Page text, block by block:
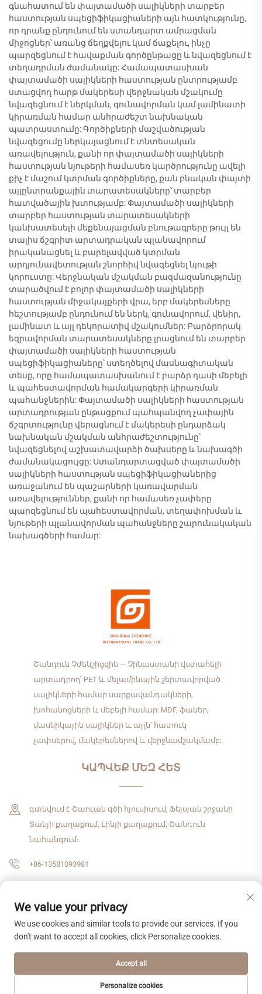
գնահատում են փայտամածի սալիկների տարբեր
հաստության սպեցիֆիկացիաների այն հատկությունը,
որ դրանք ընդունում են ստանդարտ ամրացման
միջոցներ՝ առանց ճեղքվելու կամ ճաքելու, ինչը
պարզեցնում է հավաքման գործընթացը և նվազեցնում է
տեղադրման ժամանակը: Համապատասխան
փայտամածի սալիկների հաստության ընտրությամբ
ստացվող հարթ մակերեսի վերջնական մշակումը
նվազեցնում է ներկման, գունավորման կամ լամինատի
կիրառման համար անհրաժեշտ նախնական
պատրաստումը: Գործիքների մաշվածության
նվազեցումը ներկայացնում է տնտեսական
առավելություն, քանի որ փայտամածի սալիկների
հաստության նյութերի համասեռ կարծրությունը ավելի
քիչ է մաշում կտրման գործիքները, քան բնական փայտի
այլընտրանքային տարատեսակները՝ տարբեր
հատվածային խտությամբ: Փայտամածի սալիկների
տարբեր հաստության տարատեսակների
կանխատեսելի մեքենայացման բնութագրերը թույլ են
տալիս ճշգրիտ արտադրական պլանավորում
իրականացնել և բարելավված կտրման
արդյունավետության շնորհիվ նվազեցնել նյութի
կորուստը: Վերջնական մշակման բազմազանությունը
տարածվում է բոլոր փայտամածի սալիկների
հաստության միջակայքերի վրա, երբ մակերեսները
հեշտությամբ ընդունում են ներկ, գունավորում, վենիր,
լամինատ և այլ դեկորատիվ մշակումներ: Բարձրորակ
եզրավորման տարատեսակները լրացնում են տարբեր
փայտամածի սալիկների հաստության
սպեցիֆիկացիաները՝ ստեղծելով մասնագիտական
տեսք, որը համապատասխանում է բարձր դասի մեբելի
և պահեստավորման համակարգերի կիրառման
պահանջներին: Փայտամածի սալիկների հաստության
արտադրության ընթացքում պահպանվող չափային
ճշգրտությունը վերացնում է մակերեսի ընդարձակ
նախնական մշակման անհրաժեշտությունը՝
նվազեցնելով աշխատավարձի ծախսերը և նախագծի
ժամանակացույցը: Ստանդարտացված փայտամածի
սալիկների հաստության սպեցիֆիկացիաներից
առաջանում են պաշարների կառավարման
առավելություններ, քանի որ համասեռ չափերը
պարզեցնում են պահեստավորման, տեղափոխման և
նյութերի պլանավորման պահանջները շարունակական
նախագծերի համար:
Շանդուն Չժենշիցզիե — Չինաստանի վստահելի
արտադրող՝ PET և մելամինային շերտավորված
սալիկների համար սարքավանդակների,
խոհանոցների և մեբելի համար: MDF, ֆաներ,
մասնիկային սալիկներ և այլն՝ հատուկ
չափսերով, մակերեսներով և վերջնամշակմամբ:
ԿԱՊՎԵՔ ՄԵԶ ՀԵՏ
գտնվում է Շաուան գծի հյուսիսում, Ֆեյսյան շրջանի
Տանյի քաղաքում, Լինյի քաղաքում, Շանդուն
նահանգում։
+86-13581093981
Հեղինակային իրավունք © 2026 Շանդուն Չժենշիցզիե միջազգային
We value your privacy
We use cookies and similar tools to provide our services. If you
don't want to accept all cookies, click Personalize cookies.
Personalize cookies
Accept all